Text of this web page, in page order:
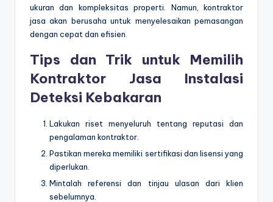
ukuran dan kompleksitas properti. Namun, kontraktor
jasa akan berusaha untuk menyelesaikan pemasangan
dengan cepat dan efisien.
Tips dan Trik untuk Memilih
Kontraktor Jasa Instalasi
Deteksi Kebakaran
Lakukan riset menyeluruh tentang reputasi dan
pengalaman kontraktor.
Pastikan mereka memiliki sertifikasi dan lisensi yang
diperlukan.
Mintalah referensi dan tinjau ulasan dari klien
sebelumnya.